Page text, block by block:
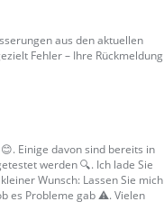
aus den aktuellen
Fehler – Ihre Rückmeldung
Einige davon sind bereits in
werden 🔍. Ich lade Sie
Wunsch: Lassen Sie mich
es Probleme gab ⚠️. Vielen